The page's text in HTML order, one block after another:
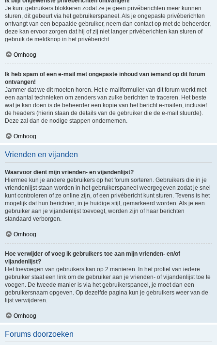
Je kunt gebruikers blokkeren zodat ze je geen privéberichten meer kunnen
sturen, dit gebeurt via het gebruikerspaneel. Als je ongepaste privéberichten
ontvangt van een bepaalde gebruiker, neem dan contact op met de beheerder,
deze kan ervoor zorgen dat hij of zij niet langer privéberichten kan sturen of
gebruik de meldknop in het privébericht.
Omhoog
Ik heb spam of een e-mail met ongepaste inhoud van iemand op dit forum
ontvangen!
Jammer dat we dit moeten horen. Het e-mailformulier van dit forum werkt met
een aantal technieken om zenders van zulke berichten te traceren. Het beste
wat je kan doen is de beheerder een kopie van het bericht e-mailen, inclusief
de headers (hierin staan de details van de gebruiker die de e-mail stuurde).
Deze zal dan de nodige stappen ondernemen.
Omhoog
Vrienden en vijanden
Waarvoor dient mijn vrienden- en vijandenlijst?
Hiermee kun je andere gebruikers op het forum sorteren. Gebruikers die in je
vriendenlijst staan worden in het gebruikerspaneel weergegeven zodat je snel
kunt controleren of ze online zijn, of een privébericht kunt sturen. Tevens is het
mogelijk dat hun berichten, in je huidige stijl, gemarkeerd worden. Als je een
gebruiker aan je vijandenlijst toevoegt, worden zijn of haar berichten
standaard verborgen.
Omhoog
Hoe verwijder of voeg ik gebruikers toe aan mijn vrienden- en/of
vijandenlijst?
Het toevoegen van gebruikers kan op 2 manieren. In het profiel van iedere
gebruiker staat een link om de gebruiker aan je vrienden- of vijandenlijst toe te
voegen. De tweede manier is via het gebruikerspaneel, je moet dan een
gebruikersnaam opgeven. Op dezelfde pagina kun je gebruikers weer van de
lijst verwijderen.
Omhoog
Forums doorzoeken